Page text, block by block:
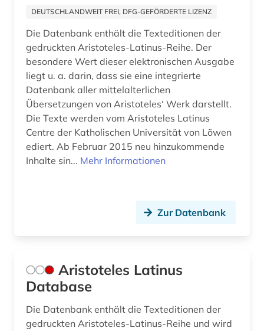
mittelgriechisch (2)
mittellatein (17)
mittlerer osten (1)
morphologie <linguistik> (1)
musikdrama (1)
musiktheorie (1)
münzbildnis (1)
münzlegende (1)
DEUTSCHLANDWEIT FREI, DFG-GEFÖRDERTE LIZENZ
Die Datenbank enthält die Texteditionen der
gedruckten Aristoteles-Latinus-Reihe. Der
besondere Wert dieser elektronischen Ausgabe
liegt u. a. darin, dass sie eine integrierte
Datenbank aller mittelalterlichen
Übersetzungen von Aristoteles‘ Werk darstellt.
Die Texte werden vom Aristoteles Latinus
Centre der Katholischen Universität von Löwen
ediert. Ab Februar 2015 neu hinzukommende
Inhalte sin... Mehr Informationen
Zur Datenbank
Aristoteles Latinus
Database
Die Datenbank enthält die Texteditionen der
gedruckten Aristoteles-Latinus-Reihe und wird